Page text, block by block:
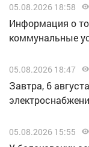
05.08.2026 18:58
Информация о
коммунальные
05.08.2026 18:47
Завтра, 6
05.08.2026 15:55